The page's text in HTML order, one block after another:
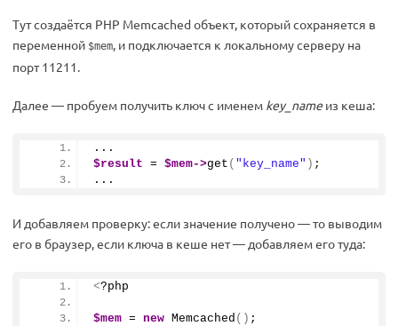
Тут создаётся PHP Memcached объект, который сохраняется в
переменной $mem , и подключается к локальному серверу на
порт 11211.
Далее — пробуем получить ключ с именем key_nameиз кеша:
...
$result = $mem->get ( "key_name" ) ;
...
И добавляем проверку: если значение получено — то выводим
его в браузер, если ключа в кеше нет — добавляем его туда:
<?php
$mem = new Memcached () ;